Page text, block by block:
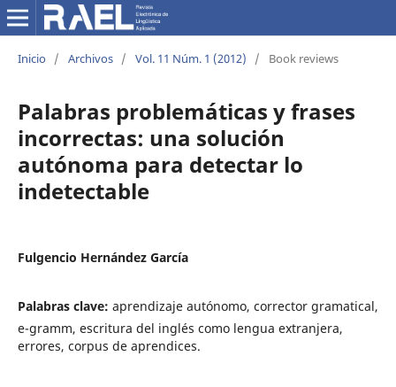
Inicio / Archivos / Vol. 11 Núm. 1 (2012) / Book reviews
Palabras problemáticas y frases
incorrectas: una solución
autónoma para detectar lo
indetectable
Fulgencio Hernández García
Palabras clave: aprendizaje autónomo, corrector gramatical,
e-gramm, escritura del inglés como lengua extranjera,
errores, corpus de aprendices.